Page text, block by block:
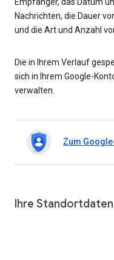
Empfänger, das Datum
Nachrichten, die Dauer
und die Art und Anzahl
Die in Ihrem Verlauf
sich in Ihrem Google-
verwalten.
Zum
Ihre Standortdaten